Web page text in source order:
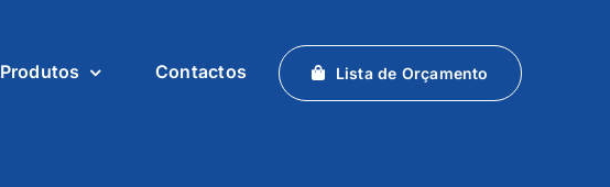
Produtos Contactos Lista de Orçamento